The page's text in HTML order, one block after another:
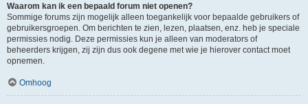
Waarom kan ik een bepaald forum niet openen?
Sommige forums zijn mogelijk alleen toegankelijk voor bepaalde gebruikers of
gebruikersgroepen. Om berichten te zien, lezen, plaatsen, enz. heb je speciale
permissies nodig. Deze permissies kun je alleen van moderators of
beheerders krijgen, zij zijn dus ook degene met wie je hierover contact moet
opnemen.
Omhoog